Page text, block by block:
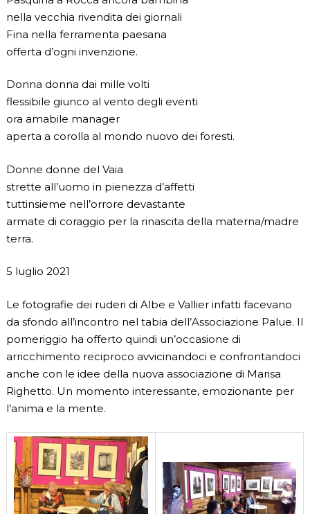
nella vecchia rivendita dei giornali
Fina nella ferramenta paesana
offerta d’ogni invenzione.
Donna donna dai mille volti
flessibile giunco al vento degli eventi
ora amabile manager
aperta a corolla al mondo nuovo dei foresti.
Donne donne del Vaia
strette all’uomo in pienezza d’affetti
tuttinsieme nell’orrore devastante
armate di coraggio per la rinascita della materna/madre
terra.
5 luglio 2021
Le fotografie dei ruderi di Albe e Vallier infatti facevano
da sfondo all’incontro nel tabia dell’Associazione Palue. Il
pomeriggio ha offerto quindi un’occasione di
arricchimento reciproco avvicinandoci e confrontandoci
anche con le idee della nuova associazione di Marisa
Righetto. Un momento interessante, emozionante per
l’anima e la mente.